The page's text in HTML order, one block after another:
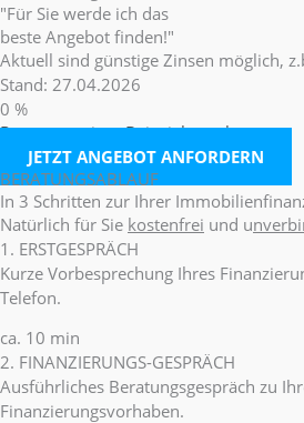
"Für Sie werde ich das
beste Angebot finden!"
Aktuell sind günstige Zinsen möglich,
Stand: 27.04.2026
0 %
Repräsentatives Beispiel ansehen...
JETZT ANGEBOT ANFORDERN
BERATUNGSABLAUF
In 3 Schritten zur Ihrer
Natürlich für Sie kostenfrei und u
1. ERSTGESPRÄCH
Kurze Vorbesprechung Ihres
Telefon.
ca. 10 min
2. FINANZIERUNGS-GESPRÄCH
Ausführliches Beratungsgespräch zu
Finanzierungsvorhaben.